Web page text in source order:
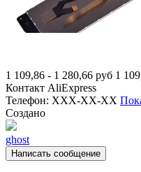
1 109,86 - 1 280,66 руб 1
Контакт AliExpress
Телефон: XXX-XX-XX
Создано
ghost
Написать сообщение